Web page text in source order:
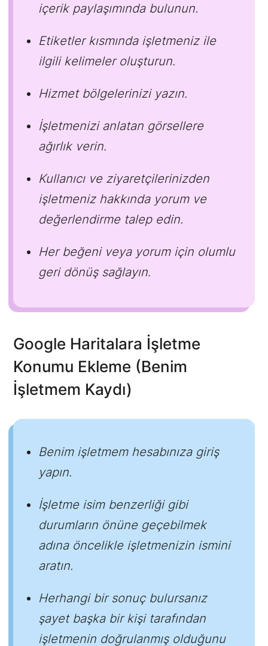
içerik paylaşımında bulunun.
Etiketler kısmında işletmeniz ile
ilgili kelimeler oluşturun.
Hizmet bölgelerinizi yazın.
İşletmenizi anlatan görsellere
ağırlık verin.
Kullanıcı ve ziyaretçilerinizden
işletmeniz hakkında yorum ve
değerlendirme talep edin.
Her beğeni veya yorum için olumlu
geri dönüş sağlayın.
Google Haritalara İşletme
Konumu Ekleme (Benim
İşletmem Kaydı)
Benim işletmem hesabınıza giriş
yapın.
İşletme isim benzerliği gibi
durumların önüne geçebilmek
adına öncelikle işletmenizin ismini
aratın.
Herhangi bir sonuç bulursanız
şayet başka bir kişi tarafından
işletmenin doğrulanmış olduğunu